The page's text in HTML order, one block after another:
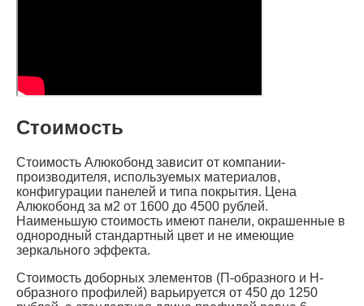
Стоимость
Стоимость Алюкобонд зависит от компании-
производителя, используемых материалов,
конфигурации панелей и типа покрытия. Цена
Алюкобонд за м2 от 1600 до 4500 рублей.
Наименьшую стоимость имеют панели, окрашенные в
однородный стандартный цвет и не имеющие
зеркального эффекта.
Стоимость доборных элементов (П-образного и Н-
образного профилей) варьируется от 450 до 1250